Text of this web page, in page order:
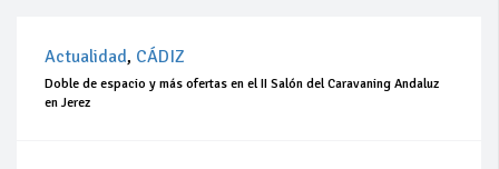
Actualidad, CÁDIZ
Doble de espacio y más ofertas en el II Salón del Caravaning Andaluz
en Jerez